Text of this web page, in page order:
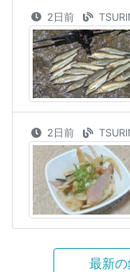
2日前
2日前
最新